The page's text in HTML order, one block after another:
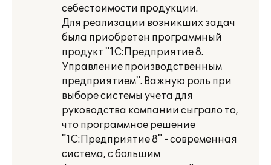
себестоимости продукции.
Для реализации возникших задач
была приобретен программный
продукт "1С:Предприятие 8.
Управление производственным
предприятием". Важную роль при
выборе системы учета для
руководства компании сыграло то,
что программное решение
"1С:Предприятие 8" - современная
система, с большим